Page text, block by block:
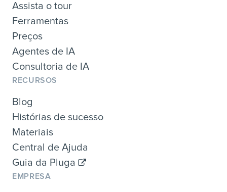
Assista o tour
Ferramentas
Preços
Agentes de IA
Consultoria de IA
RECURSOS
Blog
Histórias de sucesso
Materiais
Central de Ajuda
Guia da Pluga
EMPRESA